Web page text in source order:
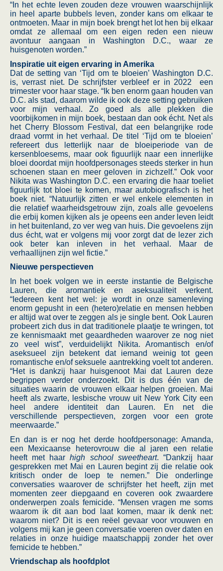
“In het echte leven zouden deze vrouwen waarschijnlijk
in heel aparte bubbels leven, zonder kans om elkaar te
ontmoeten. Maar in mijn boek brengt het lot hen bij elkaar
omdat ze allemaal om een eigen reden een nieuw
avontuur aangaan in Washington D.C., waar ze
huisgenoten worden.”
Inspiratie uit eigen ervaring in Amerika
Dat de setting van ‘Tijd om te bloeien’ Washington D.C.
is, verrast niet. De schrijfster verbleef er in 2022 een
trimester voor haar stage. “Ik ben enorm gaan houden van
D.C. als stad, daarom wilde ik ook deze setting gebruiken
voor mijn verhaal. Zo goed als alle plekken die
voorbijkomen in mijn boek, bestaan dan ook écht. Net als
het Cherry Blossom Festival, dat een belangrijke rode
draad vormt in het verhaal. De titel ‘Tijd om te bloeien’
refereert dus letterlijk naar de bloeiperiode van de
kersenbloesems, maar ook figuurlijk naar een innerlijke
bloei doordat mijn hoofdpersonages steeds sterker in hun
schoenen staan en meer geloven in zichzelf.” Ook voor
Nikita was Washington D.C. een ervaring die haar toeliet
figuurlijk tot bloei te komen, maar autobiografisch is het
boek niet. “Natuurlijk zitten er wel enkele elementen in
die relatief waarheidsgetrouw zijn, zoals alle gevoelens
die erbij komen kijken als je opeens een ander leven leidt
in het buitenland, zo ver weg van huis. Die gevoelens zijn
dus écht, wat er volgens mij voor zorgt dat de lezer zich
ook beter kan inleven in het verhaal. Maar de
verhaallijnen zijn wel fictie.”
Nieuwe perspectieven
In het boek volgen we in eerste instantie de Belgische
Lauren, die aromantiek en aseksualiteit verkent.
“Iedereen kent het wel: je wordt in onze samenleving
enorm gepusht in een (hetero)relatie en mensen hebben
er altijd wat over te zeggen als je single bent. Ook Lauren
probeert zich dus in dat traditionele plaatje te wringen, tot
ze kennismaakt met geaardheden waarover ze nog niet
zo veel wist”, verduidelijkt Nikita. Aromantisch en/of
aseksueel zijn betekent dat iemand weinig tot geen
romantische en/of seksuele aantrekking voelt tot anderen.
“Het is dankzij haar huisgenoot Mai dat Lauren deze
begrippen verder onderzoekt. Dit is dus één van de
situaties waarin de vrouwen elkaar helpen groeien. Mai
heeft als zwarte, lesbische vrouw uit New York City een
heel andere identiteit dan Lauren. En net die
verschillende perspectieven, zorgen voor een grote
meerwaarde.”
En dan is er nog het derde hoofdpersonage: Amanda,
een Mexicaanse heterovrouw die al jaren een relatie
heeft met haarhigh school sweetheart. “Dankzij haar
gesprekken met Mai en Lauren begint zij die relatie ook
kritisch onder de loep te nemen.” Die onderlinge
conversaties waarover de schrijfster het heeft, zijn met
momenten zeer diepgaand en coveren ook zwaardere
onderwerpen zoals femicide. “Mensen vragen me soms
waarom ik dit aan bod laat komen, maar ik denk net:
waarom niet? Dit is een reëel gevaar voor vrouwen en
volgens mij kan je geen conversatie voeren over daten en
relaties in onze huidige maatschappij zonder het over
femicide te hebben.”
Vriendschap als hoofdplot